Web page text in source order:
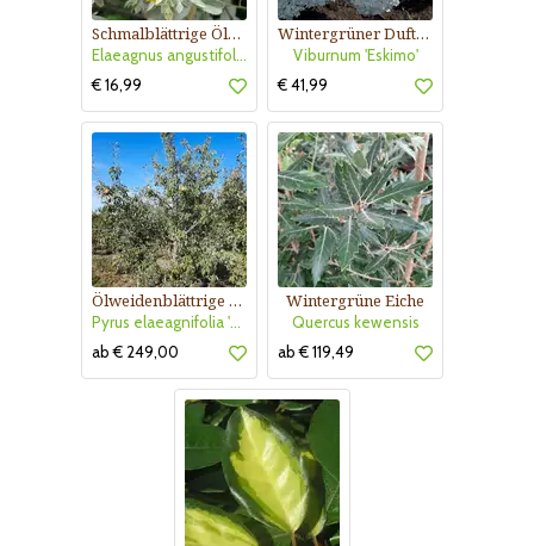
Schmalblättrige Ölweide
Elaeagnus angustifolia 'Quicksilver'
€ 16,99
Wintergrüner Duft-Schneeball
Viburnum 'Eskimo'
€ 41,99
Ölweidenblättrige Zierbirne
Pyrus elaeagnifolia 'Silver Sails'
ab € 249,00
Wintergrüne Eiche
Quercus kewensis
ab € 119,49